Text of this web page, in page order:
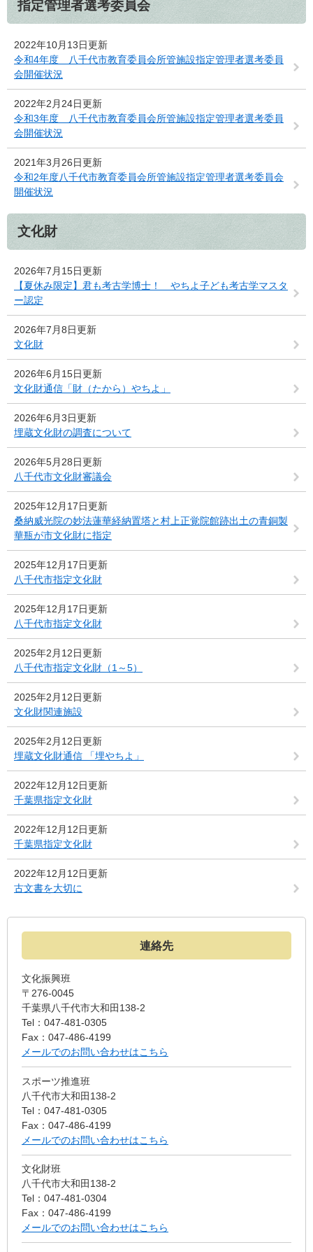
指定管理者選考委員会
2022年10月13日更新
令和4年度 八千代市教育委員会所管施設指定管理者選考委員
会開催状況
2022年2月24日更新
令和3年度 八千代市教育委員会所管施設指定管理者選考委員
会開催状況
2021年3月26日更新
令和2年度八千代市教育委員会所管施設指定管理者選考委員会
開催状況
文化財
2026年7月15日更新
【夏休み限定】君も考古学博士！ やちよ子ども考古学マスタ
ー認定
2026年7月8日更新
文化財
2026年6月15日更新
文化財通信「財（たから）やちよ」
2026年6月3日更新
埋蔵文化財の調査について
2026年5月28日更新
八千代市文化財審議会
2025年12月17日更新
桑納威光院の妙法蓮華経納置塔と村上正覚院館跡出土の青銅製
華瓶が市文化財に指定
2025年12月17日更新
八千代市指定文化財
2025年12月17日更新
八千代市指定文化財
2025年2月12日更新
八千代市指定文化財（1～5）
2025年2月12日更新
文化財関連施設
2025年2月12日更新
埋蔵文化財通信 「埋やちよ」
2022年12月12日更新
千葉県指定文化財
2022年12月12日更新
千葉県指定文化財
2022年12月12日更新
古文書を大切に
連絡先
文化振興班
〒276-0045
千葉県八千代市大和田138-2
Tel：047-481-0305
Fax：047-486-4199
メールでのお問い合わせはこちら
スポーツ推進班
八千代市大和田138-2
Tel：047-481-0305
Fax：047-486-4199
メールでのお問い合わせはこちら
文化財班
八千代市大和田138-2
Tel：047-481-0304
Fax：047-486-4199
メールでのお問い合わせはこちら